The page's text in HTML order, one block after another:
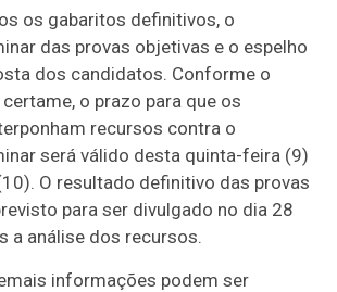
os gabaritos definitivos, o
das provas objetivas e o espelho
dos candidatos. Conforme o
o prazo para que os
recursos contra o
será válido desta quinta-feira (9)
O resultado definitivo das provas
para ser divulgado no dia 28
a análise dos recursos.
informações podem ser